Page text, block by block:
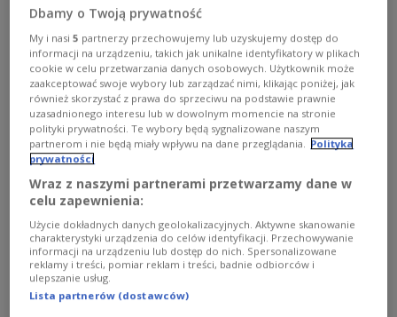
Krzysztof Gawkowski has said.
Polish Deputy Prime Minister and Digital Affairs Minister Krzysztof
Gawkowski.
PAP/Andrzej Jackowski
Dbamy o Twoją prywatność
My i nasi5 partnerzy przechowujemy lub uzyskujemy dostęp do
informacji na urządzeniu, takich jak unikalne identyfikatory w plikach
cookie w celu przetwarzania danych osobowych. Użytkownik może
zaakceptować swoje wybory lub zarządzać nimi, klikając poniżej, jak
również skorzystać z prawa do sprzeciwu na podstawie prawnie
uzasadnionego interesu lub w dowolnym momencie na stronie
polityki prywatności. Te wybory będą sygnalizowane naszym
partnerom i nie będą miały wpływu na dane przeglądania. Polityka
prywatności
Wraz z naszymi partnerami przetwarzamy dane w
celu zapewnienia:
Użycie dokładnych danych geolokalizacyjnych. Aktywne skanowanie
charakterystyki urządzenia do celów identyfikacji. Przechowywanie
informacji na urządzeniu lub dostęp do nich. Spersonalizowane
reklamy i treści, pomiar reklam i treści, badnie odbiorców i
ulepszanie usług.
Lista partnerów (dostawców)